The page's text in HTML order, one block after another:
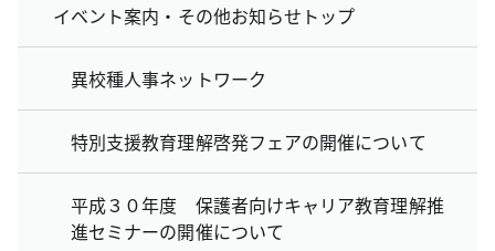
イベント案内・その他お知らせトップ
異校種人事ネットワーク
特別支援教育理解啓発フェアの開催について
平成３０年度 保護者向けキャリア教育理解推
進セミナーの開催について